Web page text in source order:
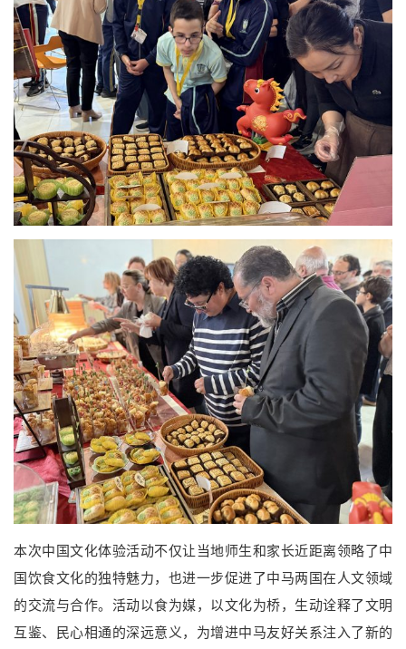
本次中国文化体验活动不仅让当地师生和家长近距离领略了中
国饮食文化的独特魅力，也进一步促进了中马两国在人文领域
的交流与合作。活动以食为媒，以文化为桥，生动诠释了文明
互鉴、民心相通的深远意义，为增进中马友好关系注入了新的